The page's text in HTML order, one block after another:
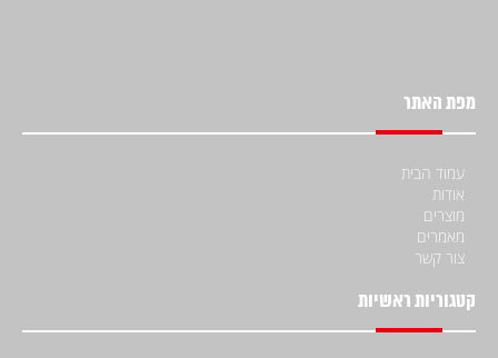
מפת האתר
עמוד הבית
אודות
מוצרים
מאמרים
צור קשר
קטגוריות ראשיות